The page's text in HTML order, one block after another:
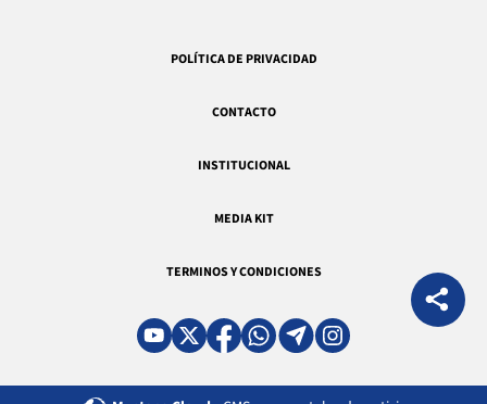
POLÍTICA DE PRIVACIDAD
CONTACTO
INSTITUCIONAL
MEDIA KIT
TERMINOS Y CONDICIONES